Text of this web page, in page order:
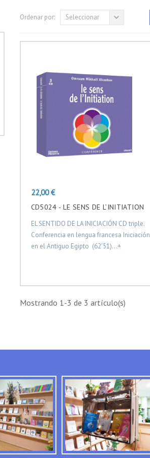
Ordenar por: Seleccionar
Precio
22,00 €
CD5024 - LE SENS DE L’INITIATION
EL SENTIDO DE LA INICIACIÓN CD triple.
Conferencia en lengua francesa Iniciación
en el Antiguo Egipto (62'51)...+
Mostrando 1-3 de 3 artículo(s)